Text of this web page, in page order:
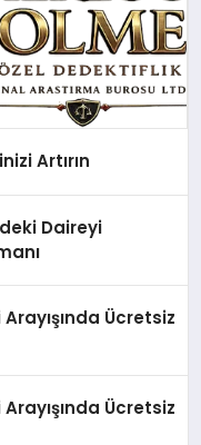
Artırın
Daireyi
Ücretsiz
Ücretsiz